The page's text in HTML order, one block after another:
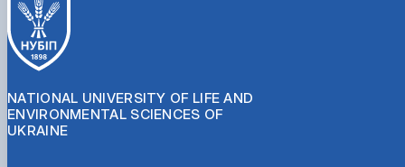
NATIONAL UNIVERSITY OF LIFE AND
ENVIRONMENTAL SCIENCES OF
UKRAINE